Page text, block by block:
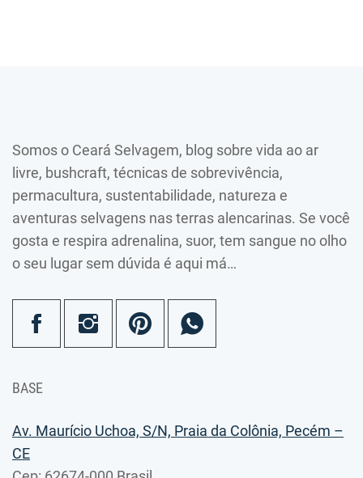
Somos o Ceará Selvagem, blog sobre vida ao ar
livre, bushcraft, técnicas de sobrevivência,
permacultura, sustentabilidade, natureza e
aventuras selvagens nas terras alencarinas. Se você
gosta e respira adrenalina, suor, tem sangue no olho
o seu lugar sem dúvida é aqui má…
BASE
Av. Maurício Uchoa, S/N, Praia da Colônia, Pecém –
CE